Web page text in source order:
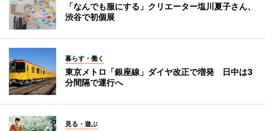
「なんでも服にする」クリエーター塩川夏子さん、
渋谷で初個展
暮らす・働く
東京メトロ「銀座線」ダイヤ改正で増発 日中は3
分間隔で運行へ
見る・遊ぶ